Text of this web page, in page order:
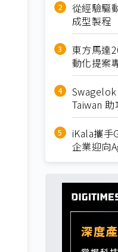
從經驗驅
成型製程
東方馬達
動化提案
Swagelok
Taiwan
iKala攜
企業迎向